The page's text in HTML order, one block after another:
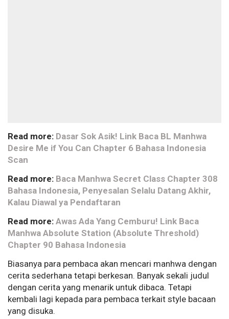
Read more: Dasar Sok Asik! Link Baca BL Manhwa
Desire Me if You Can Chapter 6 Bahasa Indonesia
Scan
Read more: Baca Manhwa Secret Class Chapter 308
Bahasa Indonesia, Penyesalan Selalu Datang Akhir,
Kalau Diawal ya Pendaftaran
Read more: Awas Ada Yang Cemburu! Link Baca
Manhwa Absolute Station (Absolute Threshold)
Chapter 90 Bahasa Indonesia
Biasanya para pembaca akan mencari manhwa dengan
cerita sederhana tetapi berkesan. Banyak sekali judul
dengan cerita yang menarik untuk dibaca. Tetapi
kembali lagi kepada para pembaca terkait style bacaan
yang disuka.